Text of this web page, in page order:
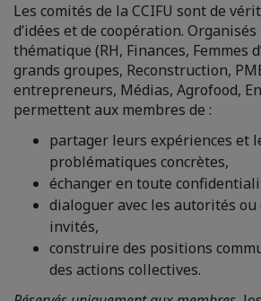
Les comités de la CCIFU sont de
d’idées et de coopération.
thématique (RH, Finances, Femmes
grands groupes, Reconstruction,
entrepreneurs, Médias, Agrofood,
permettent aux membres de :
partager leurs expériences et
problématiques concrètes,
échanger en toute
dialoguer avec les autorités ou
invités,
construire des positions
des actions collectives.